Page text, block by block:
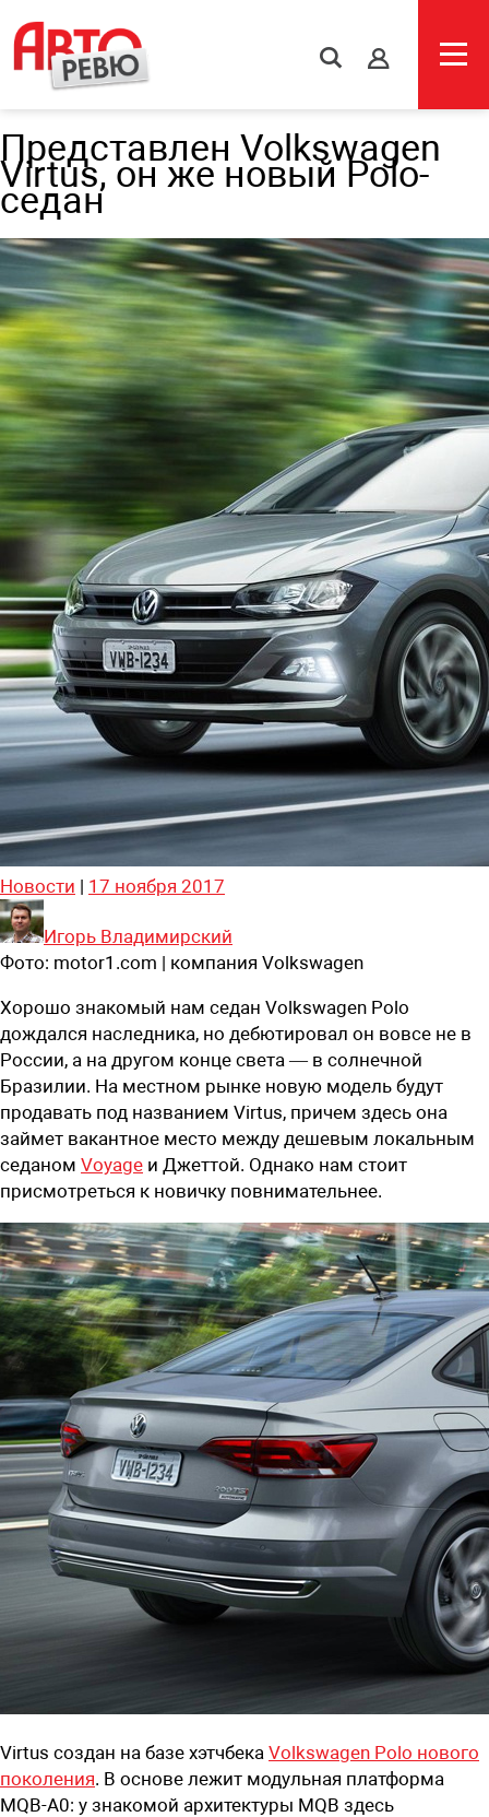
s
Представлен Volkswagen
Virtus, он же новый Polo-
седан
Новости | 17 ноября 2017
Игорь Владимирский
Фото: motor1.com | компания Volkswagen
Хорошо знакомый нам седан Volkswagen Polo
дождался наследника, но дебютировал он вовсе не в
России, а на другом конце cвета — в солнечной
Бразилии. На местном рынке новую модель будут
продавать под названием Virtus, причем здесь она
займет вакантное место между дешевым локальным
седаном Voyage и Джеттой. Однако нам стоит
присмотреться к новичку повнимательнее.
Virtus создан на базе хэтчбека Volkswagen Polo нового
поколения. В основе лежит модульная платформа
MQB-A0: у знакомой архитектуры MQB здесь